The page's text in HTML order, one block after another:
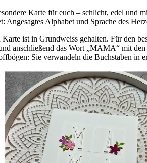
Karte für euch – schlicht, edel
Angesagtes Alphabet und Sprache des
ist in Grundweiss gehalten. Für den
anschließend das Wort „MAMA“ mit den
Sie verwandeln die Buchstaben in